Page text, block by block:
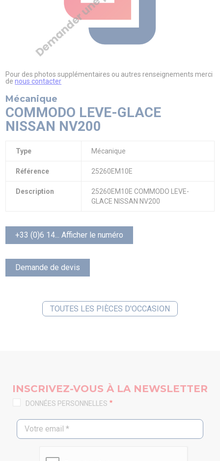
Pour des photos supplémentaires ou autres renseignements merci
denous contacter
Mécanique
COMMODO LEVE-GLACE
NISSAN NV200
Type Mécanique
Référence 25260EM10E
Description
25260EM10E COMMODO LEVE-
GLACE NISSAN NV200
+33 (0)6 14... Afficher le numéro
Demande de devis
TOUTES LES PIÈCES D'OCCASION
INSCRIVEZ-VOUS À LA NEWSLETTER
DONNÉES PERSONNELLES
PIAGGIO ASSISTANCE
0805 54 06 54